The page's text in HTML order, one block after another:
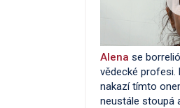
Alena se
vědecké profesi.
nakazí tímto
neustále stoupá